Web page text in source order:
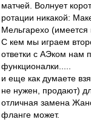
матчей. Волнует
ротации никакой:
Мельгарехо (имеется
С кем мы играем
ответки с АЭком нам
функционалки.....
и еще как думаете
не нужен, продают)
отличная замена
фланге может.